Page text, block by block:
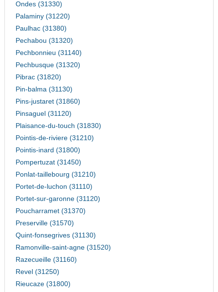
Ondes (31330)
Palaminy (31220)
Paulhac (31380)
Pechabou (31320)
Pechbonnieu (31140)
Pechbusque (31320)
Pibrac (31820)
Pin-balma (31130)
Pins-justaret (31860)
Pinsaguel (31120)
Plaisance-du-touch (31830)
Pointis-de-riviere (31210)
Pointis-inard (31800)
Pompertuzat (31450)
Ponlat-taillebourg (31210)
Portet-de-luchon (31110)
Portet-sur-garonne (31120)
Poucharramet (31370)
Preserville (31570)
Quint-fonsegrives (31130)
Ramonville-saint-agne (31520)
Razecueille (31160)
Revel (31250)
Rieucaze (31800)